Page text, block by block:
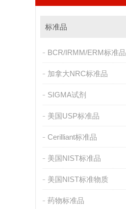
标准品
BCR/IRMM/ERM标准品
加拿大NRC标准品
SIGMA试剂
美国USP标准品
Cerilliant标准品
美国NIST标准品
美国NIST标准物质
药物标准品